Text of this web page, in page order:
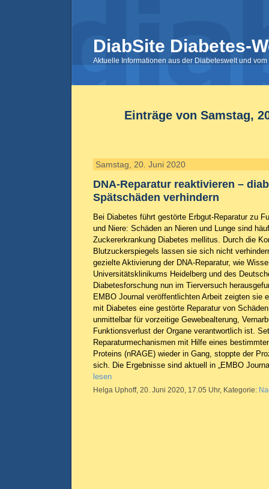
DiabSite Diabetes-
Aktuelle Informationen aus der Diabeteswelt und
Einträge von Samstag,
Samstag, 20. Juni 2020
DNA-Reparatur reaktivieren –
Spätschäden verhindern
Bei Diabetes führt gestörte Erbgut-Reparatur zu
und Niere: Schäden an Nieren und Lunge sind
Zuckererkrankung Diabetes mellitus. Durch die
Blutzuckerspiegels lassen sie sich nicht
gezielte Aktivierung der DNA-Reparatur, wie
Universitätsklinikums Heidelberg und des
Diabetesforschung nun im Tierversuch
EMBO Journal veröffentlichten Arbeit zeigten sie
mit Diabetes eine gestörte Reparatur von
unmittelbar für vorzeitige Gewebealterung,
Funktionsverlust der Organe verantwortlich ist.
Reparaturmechanismen mit Hilfe eines
Proteins (nRAGE) wieder in Gang, stoppte der
sich. Die Ergebnisse sind aktuell in „EMBO
lesen
Helga Uphoff, 20. Juni 2020, 17.05 Uhr, Kategorie: